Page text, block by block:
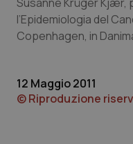
Molise
Provincia
Epatiti
Infezioni &
l’Epidemiologia del
Copenhagen, in
12 Maggio 2011
© Riproduzione